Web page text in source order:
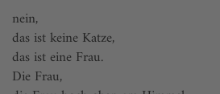
nein,
das ist keine Katze,
das ist eine Frau.
Die Frau,